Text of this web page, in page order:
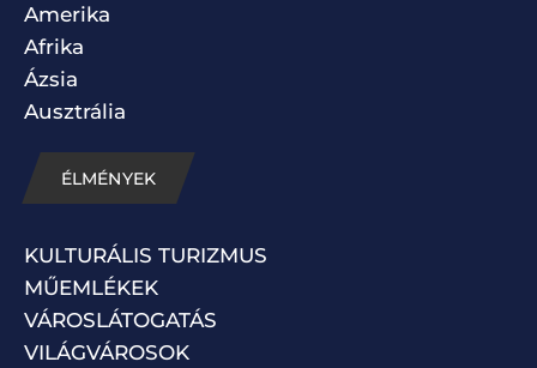
Amerika
Afrika
Ázsia
Ausztrália
ÉLMÉNYEK
KULTURÁLIS TURIZMUS
MŰEMLÉKEK
VÁROSLÁTOGATÁS
VILÁGVÁROSOK